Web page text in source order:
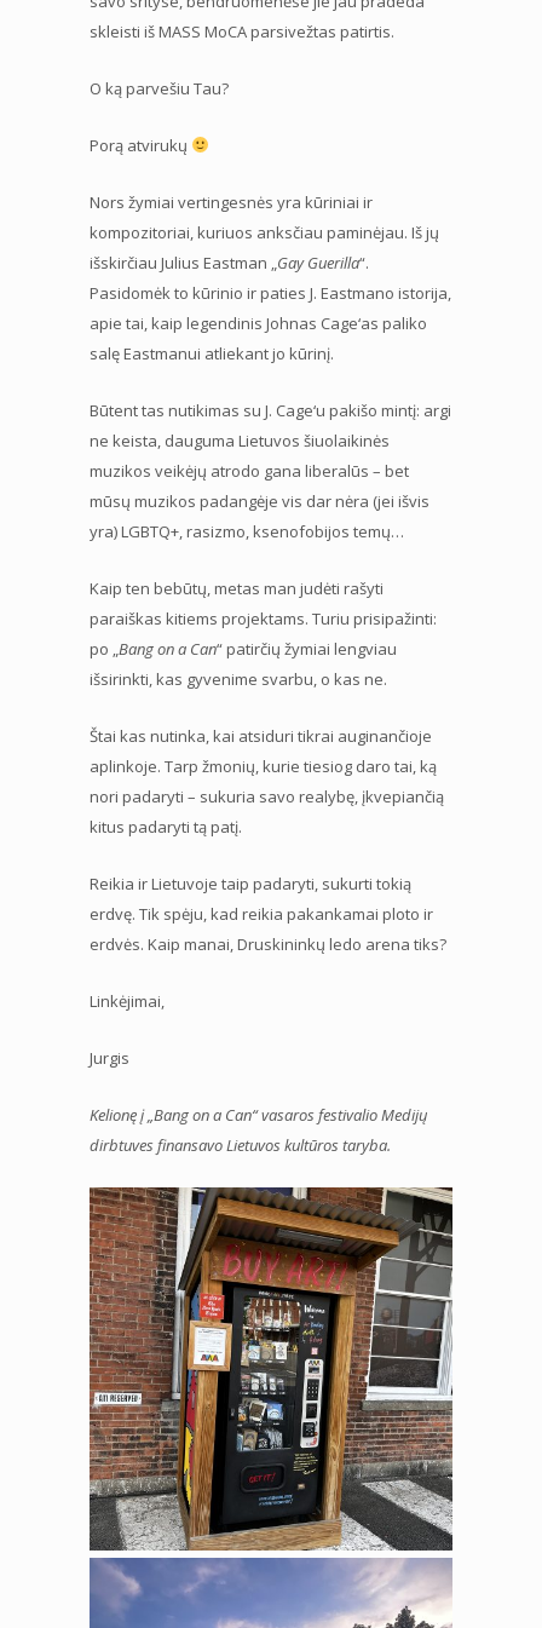
skleisti iš MASS MoCA parsivežtas patirtis.
O ką parvešiu Tau?
Porą atvirukų
Nors žymiai vertingesnės yra kūriniai ir
kompozitoriai, kuriuos anksčiau paminėjau. Iš jų
išskirčiau Julius Eastman „ Gay Guerilla“.
Pasidomėk to kūrinio ir paties J. Eastmano istorija,
apie tai, kaip legendinis Johnas Cage‘as paliko
salę Eastmanui atliekant jo kūrinį.
Būtent tas nutikimas su J. Cage‘u pakišo mintį: argi
ne keista, dauguma Lietuvos šiuolaikinės
muzikos veikėjų atrodo gana liberalūs – bet
mūsų muzikos padangėje vis dar nėra (jei išvis
yra) LGBTQ+, rasizmo, ksenofobijos temų…
Kaip ten bebūtų, metas man judėti rašyti
paraiškas kitiems projektams. Turiu prisipažinti:
po „ Bang on a Can“ patirčių žymiai lengviau
išsirinkti, kas gyvenime svarbu, o kas ne.
Štai kas nutinka, kai atsiduri tikrai auginančioje
aplinkoje. Tarp žmonių, kurie tiesiog daro tai, ką
nori padaryti – sukuria savo realybę, įkvepiančią
kitus padaryti tą patį.
Reikia ir Lietuvoje taip padaryti, sukurti tokią
erdvę. Tik spėju, kad reikia pakankamai ploto ir
erdvės. Kaip manai, Druskininkų ledo arena tiks?
Linkėjimai,
Jurgis
Kelionę į „Bang on a Can“ vasaros festivalio Medijų
dirbtuves finansavo Lietuvos kultūros taryba.